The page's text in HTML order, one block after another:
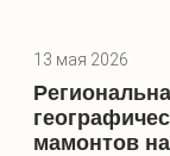
13 мая 2026
мамонтов